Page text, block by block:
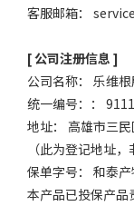
客服邮箱：
[ 公司注册信息 ]
公司名称： 乐维
统一编号：：
地址： 高雄市三
（此为登记地址，
保单字号： 和泰
本产品已投保产品